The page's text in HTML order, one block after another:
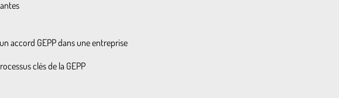
accord GEPP dans une entreprise
clés de la GEPP